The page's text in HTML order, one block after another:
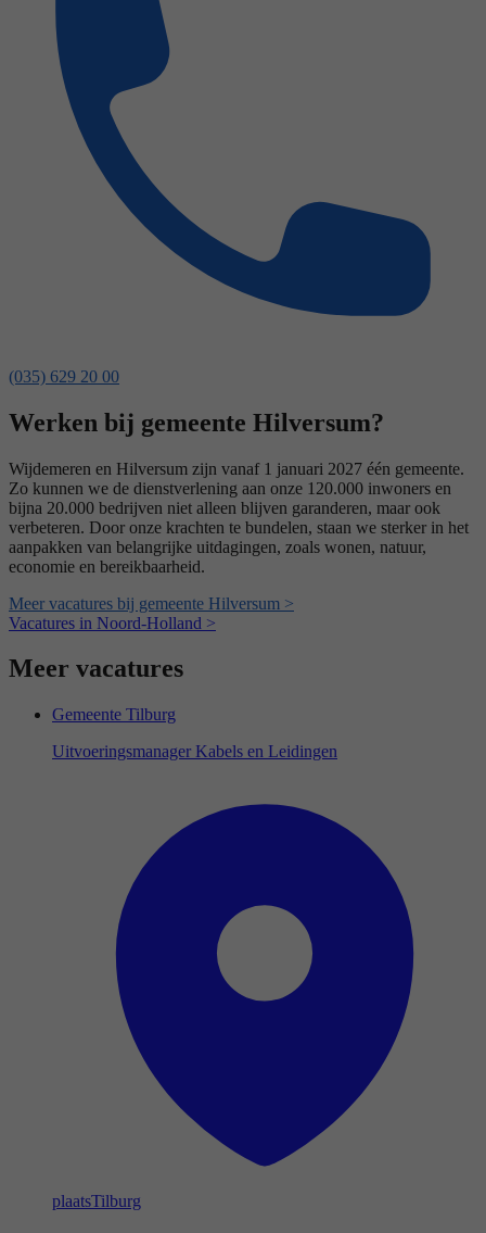
(035) 629 20 00
Werken bij gemeente Hilversum?
Wijdemeren en Hilversum zijn vanaf 1 januari 2027 één gemeente.
Zo kunnen we de dienstverlening aan onze 120.000 inwoners en
bijna 20.000 bedrijven niet alleen blijven garanderen, maar ook
verbeteren. Door onze krachten te bundelen, staan we sterker in het
aanpakken van belangrijke uitdagingen, zoals wonen, natuur,
economie en bereikbaarheid.
Meer vacatures bij gemeente Hilversum >
Vacatures in Noord-Holland >
Meer vacatures
Gemeente Tilburg
Uitvoeringsmanager Kabels en Leidingen
plaatsTilburg